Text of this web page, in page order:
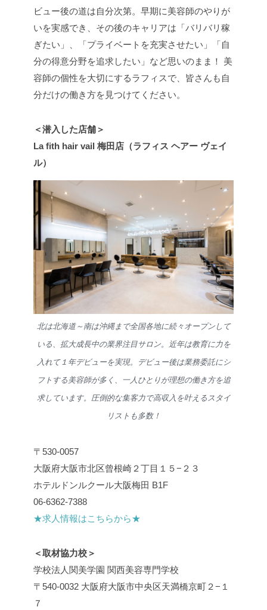
ビュー後の道は自分次第。早期に美容師のやりが
いを実感でき、その後のキャリアは「バリバリ稼
ぎたい」、「プライベートを充実させたい」「自
分の得意分野を追求したい」など思いのまま！ 美
容師の個性を大切にするラフィスで、皆さんも自
分だけの働き方を見つけてください。
＜潜入した店舗＞
La fith hair vail 梅田店（ラフィス ヘアー ヴェイ
ル）
北は北海道～南は沖縄まで全国各地に続々オープンして
いる、拡大成長中の業界注目サロン。近年は教育に力を
入れて１年デビューを実現。デビュー後は業務委託にシ
フトする美容師が多く、一人ひとりが理想の働き方を追
求しています。圧倒的な集客力で高収入を叶えるスタイ
リストも多数！
〒530-0057
大阪府大阪市北区曾根崎２丁目１５−２３
ホテルドンルクール大阪梅田 B1F
06-6362-7388
★求人情報はこちらから★
＜取材協力校＞
学校法人関美学園 関西美容専門学校
〒540-0032 大阪府大阪市中央区天満橋京町２−１
７